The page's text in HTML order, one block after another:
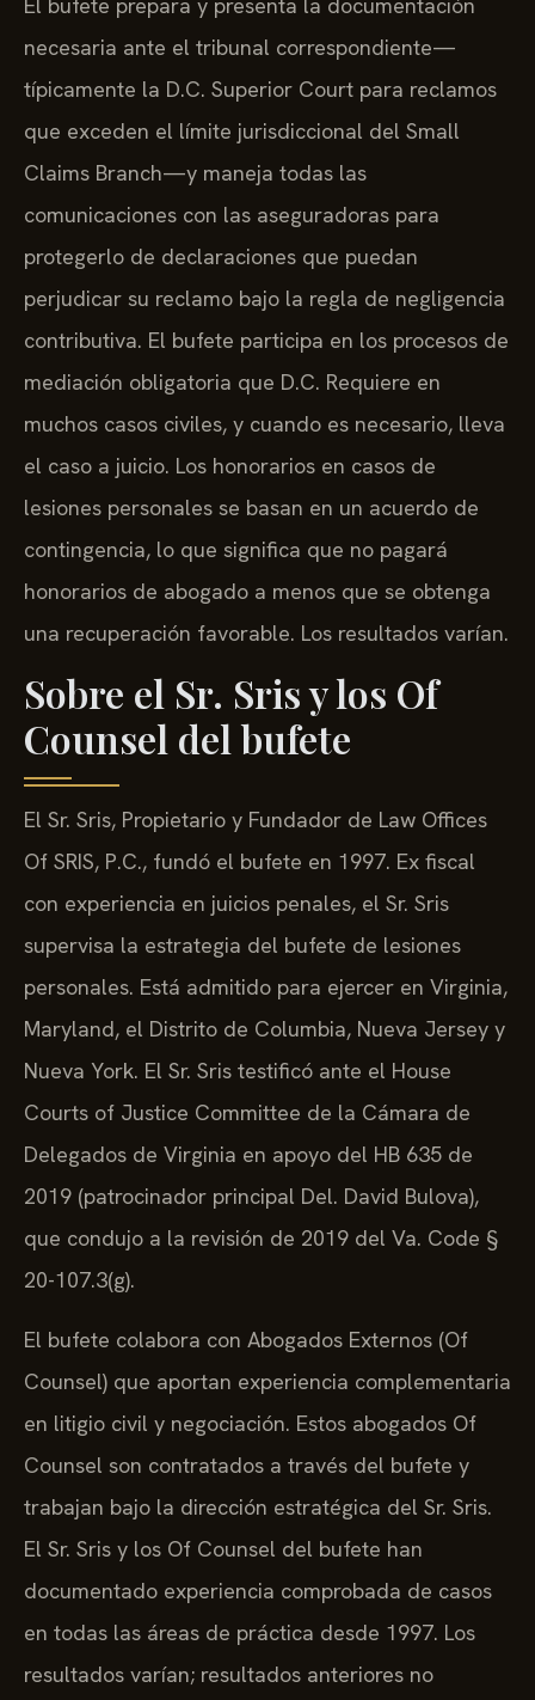
necesaria ante el tribunal correspondiente—
típicamente la D.C. Superior Court para reclamos
que exceden el límite jurisdiccional del Small
Claims Branch—y maneja todas las
comunicaciones con las aseguradoras para
protegerlo de declaraciones que puedan
perjudicar su reclamo bajo la regla de negligencia
contributiva. El bufete participa en los procesos de
mediación obligatoria que D.C. Requiere en
muchos casos civiles, y cuando es necesario, lleva
el caso a juicio. Los honorarios en casos de
lesiones personales se basan en un acuerdo de
contingencia, lo que significa que no pagará
honorarios de abogado a menos que se obtenga
una recuperación favorable. Los resultados varían.
Sobre el Sr. Sris y los Of
Counsel del bufete
El Sr. Sris, Propietario y Fundador de Law Offices
Of SRIS, P.C., fundó el bufete en 1997. Ex fiscal
con experiencia en juicios penales, el Sr. Sris
supervisa la estrategia del bufete de lesiones
personales. Está admitido para ejercer en Virginia,
Maryland, el Distrito de Columbia, Nueva Jersey y
Nueva York. El Sr. Sris testificó ante el House
Courts of Justice Committee de la Cámara de
Delegados de Virginia en apoyo del HB 635 de
2019 (patrocinador principal Del. David Bulova),
que condujo a la revisión de 2019 del Va. Code §
20-107.3(g).
El bufete colabora con Abogados Externos (Of
Counsel) que aportan experiencia complementaria
en litigio civil y negociación. Estos abogados Of
Counsel son contratados a través del bufete y
trabajan bajo la dirección estratégica del Sr. Sris.
El Sr. Sris y los Of Counsel del bufete han
documentado experiencia comprobada de casos
en todas las áreas de práctica desde 1997. Los
resultados varían; resultados anteriores no